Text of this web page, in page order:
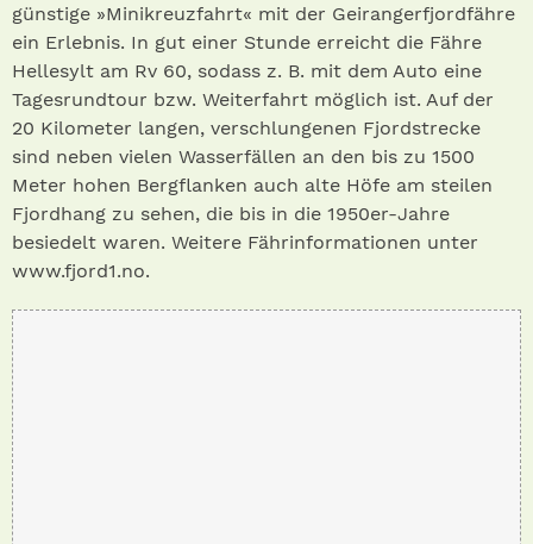
günstige »Minikreuzfahrt« mit der Geirangerfjordfähre
ein Erlebnis. In gut einer Stunde erreicht die Fähre
Hellesylt am Rv 60, sodass z. B. mit dem Auto eine
Tagesrundtour bzw. Weiterfahrt möglich ist. Auf der
20 Kilometer langen, verschlungenen Fjordstrecke
sind neben vielen Wasserfällen an den bis zu 1500
Meter hohen Bergflanken auch alte Höfe am steilen
Fjordhang zu sehen, die bis in die 1950er-Jahre
besiedelt waren. Weitere Fährinformationen unter
www.fjord1.no.